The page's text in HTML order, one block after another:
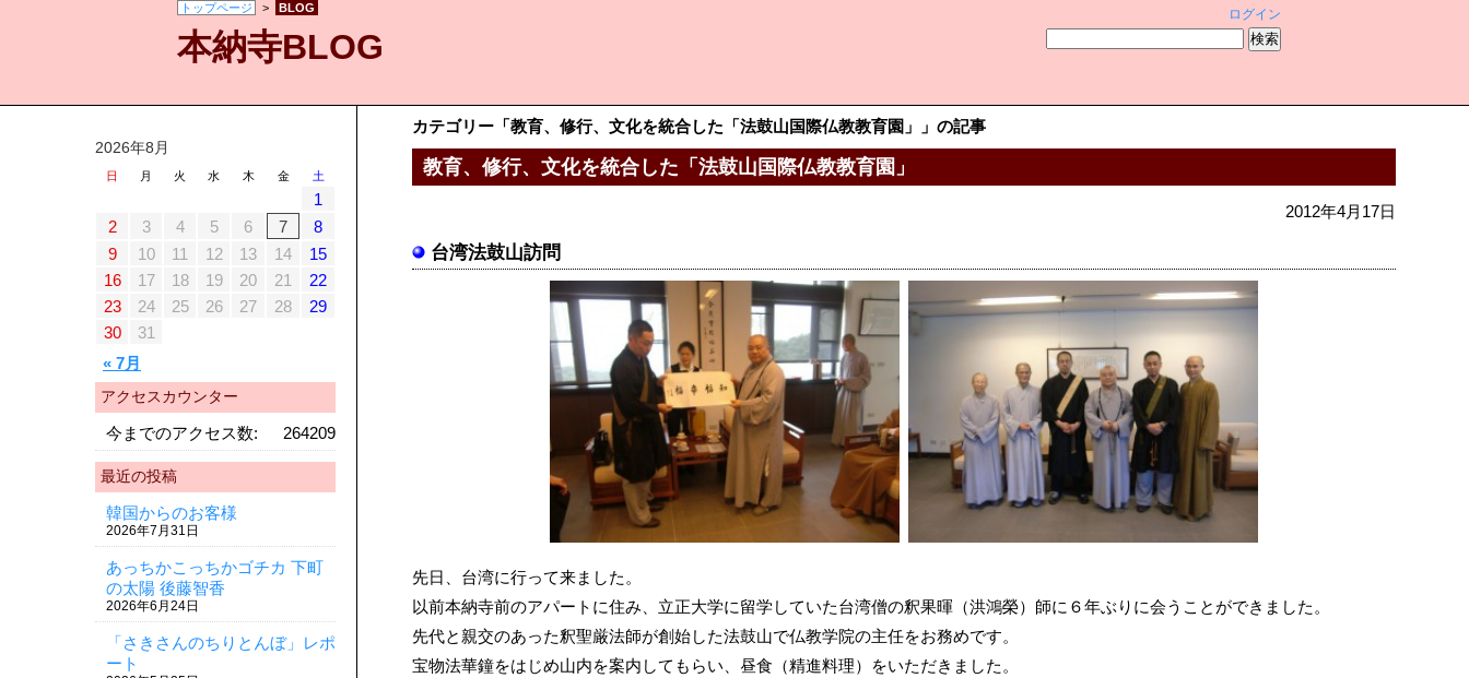
ログイン
本納寺BLOG
トップページ > BLOG
2026年8月
日 月 火 水 木 金 土
« 7月
1
2
3 4 5 6 7
8
9
10 11 12 13 14
15
16
17 18 19 20 21
22
23
24 25 26 27 28
29
30
31
アクセスカウンター
264209
今までのアクセス数:
最近の投稿
韓国からのお客様
2026年7月31日
あっちかこっちかゴチカ 下町
の太陽 後藤智香
2026年6月24日
「さきさんのちりとんぼ」レポ
ート
カテゴリー「教育、修行、文化を統合した「法鼓山国際仏教教育園」」の記事
教育、修行、文化を統合した「法鼓山国際仏教教育園」
2012年4月17日
台湾法鼓山訪問
先日、台湾に行って来ました。
以前本納寺前のアパートに住み、立正大学に留学していた台湾僧の釈果暉（洪鴻榮）師に６年ぶりに会うことができました。
先代と親交のあった釈聖厳法師が創始した法鼓山で仏教学院の主任をお務めです。
宝物法華鐘をはじめ山内を案内してもらい、昼食（精進料理）をいただきました。